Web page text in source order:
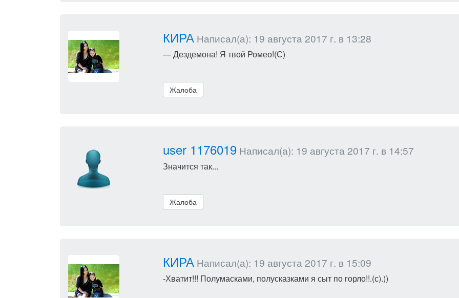
КИРАНаписал(а): 19 августа 2017 г. в 13:28
— Дездемона! Я твой Ромео!(С)
Жалоба
user 1176019Написал(а): 19 августа 2017 г. в 14:57
Значится так...
Жалоба
КИРАНаписал(а): 19 августа 2017 г. в 15:09
-Хватит!!! Полумасками, полусказками я сыт по горло!!.(с).))